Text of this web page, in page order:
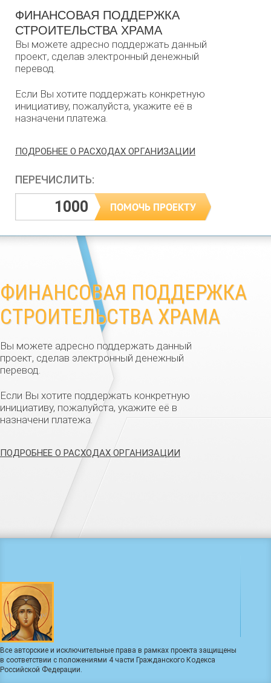
ФИНАНСОВАЯ ПОДДЕРЖКА
СТРОИТЕЛЬСТВА ХРАМА
Вы можете адресно поддержать данный
проект, сделав электронный денежный
перевод.
Если Вы хотите поддержать конкретную
инициативу, пожалуйста, укажите её в
назначени платежа.
ПОДРОБНЕЕ О РАСХОДАХ ОРГАНИЗАЦИИ
ПЕРЕЧИСЛИТЬ:
ФИНАНСОВАЯ ПОДДЕРЖКА
СТРОИТЕЛЬСТВА ХРАМА
Вы можете адресно поддержать данный
проект, сделав электронный денежный
перевод.
Если Вы хотите поддержать конкретную
инициативу, пожалуйста, укажите её в
назначени платежа.
ПОДРОБНЕЕ О РАСХОДАХ ОРГАНИЗАЦИИ
Все авторские и исключительные права в рамках проекта защищены
в соответствии с положениями 4 части Гражданского Кодекса
Российской Федерации.